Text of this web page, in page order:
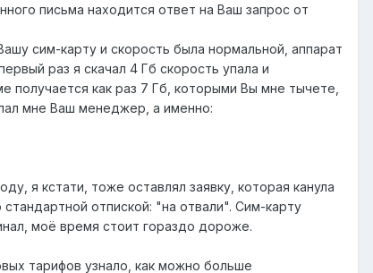
письма находится ответ на Ваш запрос от
сим-карту и скорость была нормальной, аппарат
раз я скачал 4 Гб скорость упала и
получается как раз 7 Гб, которыми Вы мне тычете,
мне Ваш менеджер, а именно:
я кстати, тоже оставлял заявку, которая канула
отпиской: "на отвали". Сим-карту
моё время стоит гораздо дороже.
тарифов узнало, как можно больше